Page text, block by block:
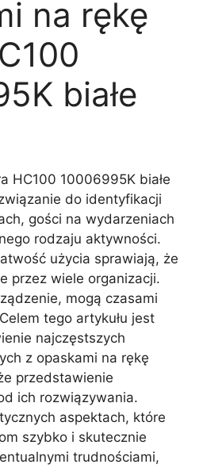
na rękę
białe
HC100 10006995K białe
do identyfikacji
gości na wydarzeniach
rodzaju aktywności.
użycia sprawiają, że
przez wiele organizacji.
mogą czasami
tego artykułu jest
najczęstszych
z opaskami na rękę
przedstawienie
ich rozwiązywania.
aspektach, które
szybko i skutecznie
trudnościami,